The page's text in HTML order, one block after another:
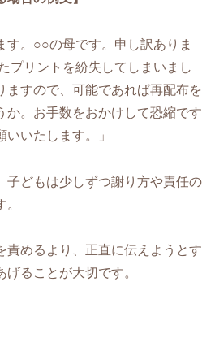
す。○○の母です。申し訳ありま
プリントを紛失してしまいまし
ますので、可能であれば再配布を
か。お手数をおかけして恐縮です
いたします。」
子どもは少しずつ謝り方や責任の
責めるより、正直に伝えようとす
ることが大切です。